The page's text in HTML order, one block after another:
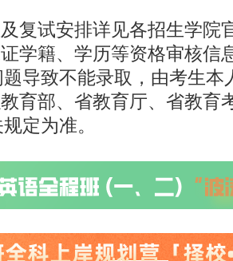
复试安排详见各招生学院
学籍、学历等资格审核信
导致不能录取，由考生本
育部、省教育厅、省教育
定为准。